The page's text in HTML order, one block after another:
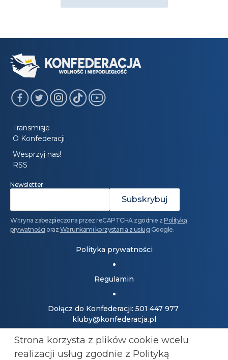
Transmisje
O Konfederacji
Wesprzyj nas!
RSS
Newsletter
Witryna zabezpieczona przez reCAPTCHA zgodnie z Polityką
prywatności oraz Warunkami korzystania z usług Google.
Polityka prywatności
Regulamin
Dołącz do Konfederacji: 501 447 977
kluby@konfederacja.pl
Kontakt dla mediów: 690 868 101
Strona korzysta z plików cookie wcelu
realizacji usług zgodnie z Polityką